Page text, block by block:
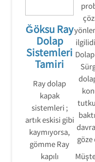
Ğöksu Ray
Dolap
Sistemleri
Tamiri
Ray dolap
kapak
sistemleri ;
artık eskisi gibi
kaymıyorsa,
gömme Ray
kapılı
göze